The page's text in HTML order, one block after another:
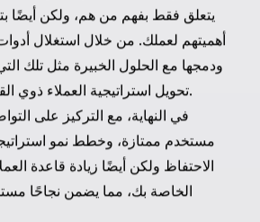
الأبعاد غامرة كيفية التعامل مع
ضمان تفاعل قوي من المستخدمين.
المشروع.
بنسبة 33% في معدلات التحويل
تجربة المستخدم. استكشف التفاصيل:DoggieLawn.
توضح هذه الأمثلة كيف تؤدي
والتصميم المبتكر إلى تعزيز